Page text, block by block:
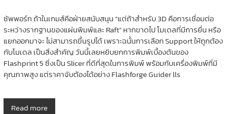
ซัพพอร์ท ถ้าในเกมส์คือฝ่ายสนับสนุน “แต่ถ้าสำหรับ 3D คือการเชื่อมต่อ
ระหว่างรากฐานของแผ่นพิมพ์และ Raft” หากขาดไป โมเดลที่มีการยื่น หรือ
แยกออกมาจะ ไม่สามารถขึ้นรูปได้ เพราะฉนั้นการเลือก Support ให้ถูกต้อง
กับโมเดล เป็นสิ่งสำคัญ วันนี้เลยหยิบยกการพิมพ์เบื้องต้นของ
Flashprint 5 ซึ่งเป็น Slicer ที่ดีที่สุดในการพิมพ์ พร้อมกับเครื่องพิมพ์ที่มี
คุณภาพสูง แต่ราคาจับต้องได้อย่าง Flashforge Guider lls
Read more